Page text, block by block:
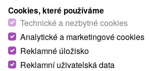
Cookies, které používáme
Technické a nezbytné cookies
Analytické a marketingové cookies
Reklamné úložisko
Reklamní uživatelská data